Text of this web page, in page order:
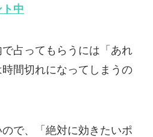
中
占ってもらうには「あれ
間切れになってしまうの
で、「絶対に効きたいポ